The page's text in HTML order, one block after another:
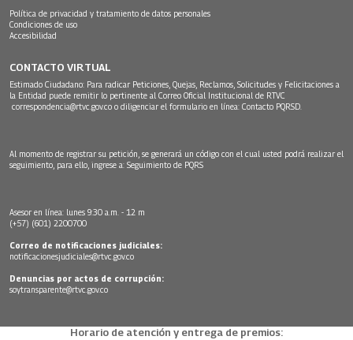
Política de privacidad y tratamiento de datos personales
Condiciones de uso
Accesibilidad
CONTACTO VIRTUAL
Estimado Ciudadano: Para radicar Peticiones, Quejas, Reclamos, Solicitudes y Felicitaciones a
la Entidad puede remitir lo pertinente al Correo Oficial Institucional de RTVC
correspondencia@rtvc.gov.co o diligenciar el formulario en línea: Contacto PQRSD.
Al momento de registrar su petición, se generará un código con el cual usted podrá realizar el
seguimiento, para ello, ingrese a: Seguimiento de PQRS
Asesor en línea: lunes 9:30 a.m. - 12 m
(+57) (601) 2200700
Correo de notificaciones judiciales:
notificacionesjudiciales@rtvc.gov.co
Denuncias por actos de corrupción:
soytransparente@rtvc.gov.co
Horario de atención y entrega de premios: